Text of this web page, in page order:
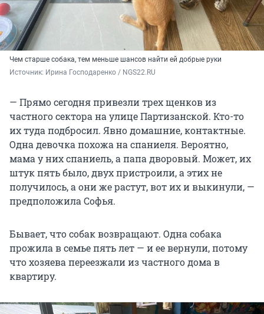
Чем старше собака, тем меньше шансов найти ей добрые руки
Источник: Ирина Господаренко / NGS22.RU
— Прямо сегодня привезли трех щенков из
частного сектора на улице Партизанской. Кто-то
их туда подбросил. Явно домашние, контактные.
Одна девочка похожа на спаниеля. Вероятно,
мама у них спаниель, а папа дворовый. Может, их
штук пять было, двух пристроили, а этих не
получилось, а они же растут, вот их и выкинули, —
предположила Софья.
Бывает, что собак возвращают. Одна собака
прожила в семье пять лет — и ее вернули, потому
что хозяева переезжали из частного дома в
квартиру.